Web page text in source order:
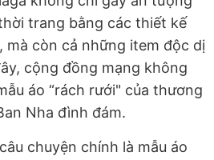
trang bằng các thiết kế
còn cả những item độc dị
cộng đồng mạng không
áo “rách rưới" của thương
Nha đình đám.
chuyện chính là mẫu áo